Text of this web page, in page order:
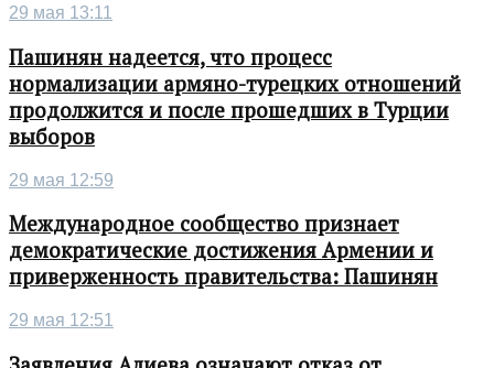
29 мая 13:11
Пашинян надеется, что процесс
нормализации армяно-турецких отношений
продолжится и после прошедших в Турции
выборов
29 мая 12:59
Международное сообщество признает
демократические достижения Армении и
приверженность правительства: Пашинян
29 мая 12:51